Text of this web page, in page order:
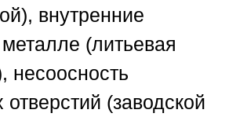
внутренние
(литьевая
несоосность
(заводской